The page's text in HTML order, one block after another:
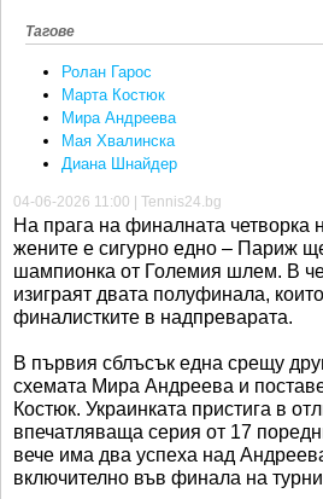
Тагове
Ролан Гарос
Марта Костюк
Мира Андреева
Мая Хвалинска
Диана Шнайдер
04-06-2026 11:00 | Tennis24.bg
На прага на финалната четворка
жените е сигурно едно – Париж
шампионка от Големия шлем. В
изиграят двата полуфинала,
финалистките в надпреварата.
В първия сблъсък една срещу
схемата Мира Андреева и
Костюк. Украинката пристига в
впечатляваща серия от 17
вече има два успеха над
включително във финала на